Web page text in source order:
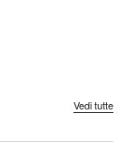
Vedi tutte